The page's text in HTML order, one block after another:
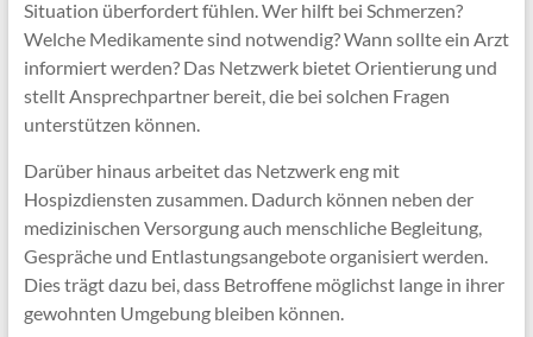
Situation überfordert fühlen. Wer hilft bei Schmerzen?
Welche Medikamente sind notwendig? Wann sollte ein Arzt
informiert werden? Das Netzwerk bietet Orientierung und
stellt Ansprechpartner bereit, die bei solchen Fragen
unterstützen können.
Darüber hinaus arbeitet das Netzwerk eng mit
Hospizdiensten zusammen. Dadurch können neben der
medizinischen Versorgung auch menschliche Begleitung,
Gespräche und Entlastungsangebote organisiert werden.
Dies trägt dazu bei, dass Betroffene möglichst lange in ihrer
gewohnten Umgebung bleiben können.